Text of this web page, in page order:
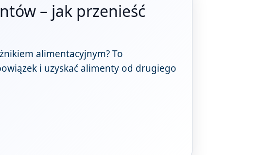
– jak przenieść
alimentacyjnym? To
i uzyskać alimenty od drugiego